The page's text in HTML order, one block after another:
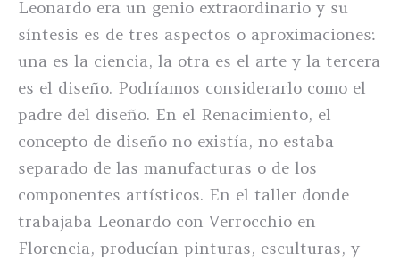
Leonardo era un genio extraordinario y su
síntesis es de tres aspectos o aproximaciones:
una es la ciencia, la otra es el arte y la tercera
es el diseño. Podríamos considerarlo como el
padre del diseño. En el Renacimiento, el
concepto de diseño no existía, no estaba
separado de las manufacturas o de los
componentes artísticos. En el taller donde
trabajaba Leonardo con Verrocchio en
Florencia, producían pinturas, esculturas, y